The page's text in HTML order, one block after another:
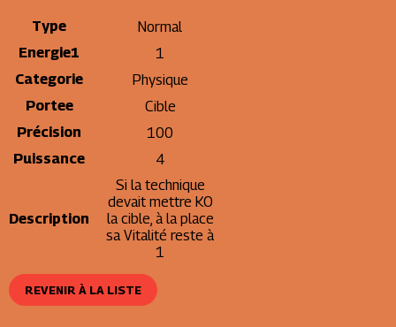
Type
Normal
Energie1
1
Categorie
Physique
Portee
Cible
Précision
100
Puissance
4
Description
Si la technique
devait mettre KO
la cible, à la place
sa Vitalité reste à
1
REVENIR À LA LISTE